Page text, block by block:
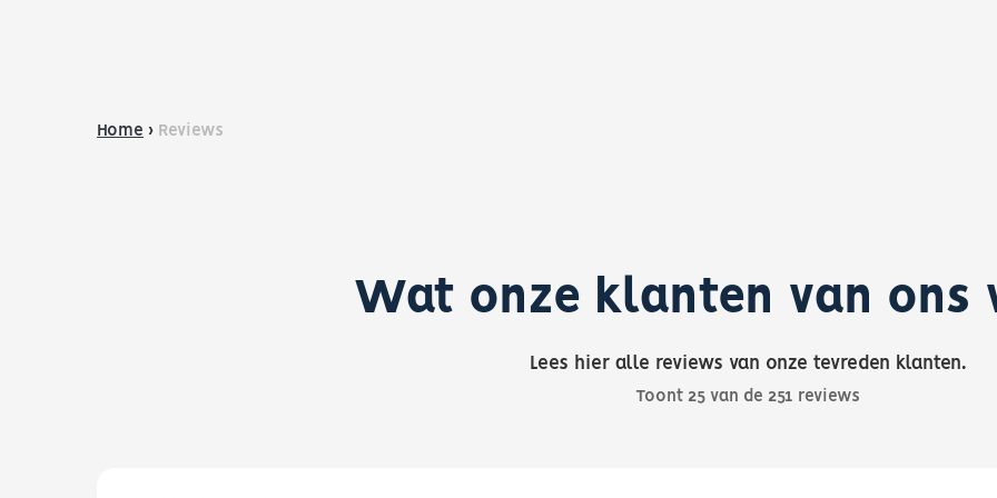
Home › Reviews
Wat onze klanten van ons
Lees hier alle reviews van onze tevreden klanten.
Toont 25 van de 251 reviews